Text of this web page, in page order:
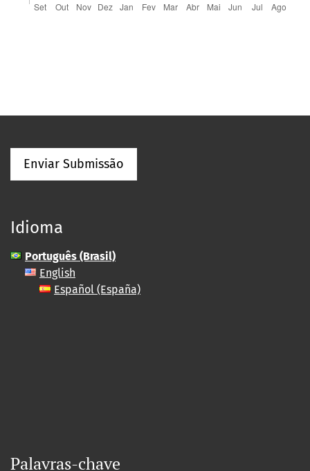
Enviar Submissão
Idioma
Português (Brasil)
English
Español (España)
Palavras-chave